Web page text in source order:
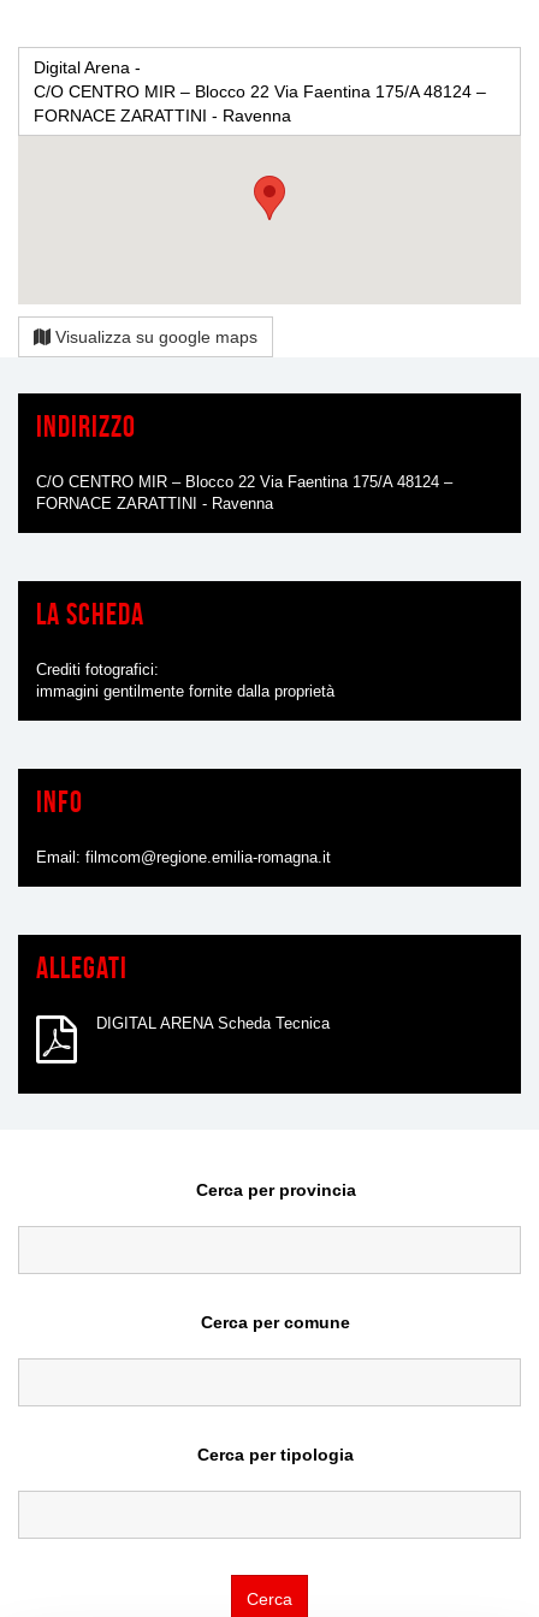
Digital Arena -
C/O CENTRO MIR – Blocco 22 Via Faentina 175/A 48124 –
FORNACE ZARATTINI - Ravenna
Visualizza su google maps
Indirizzo
C/O CENTRO MIR – Blocco 22 Via Faentina 175/A 48124 –
FORNACE ZARATTINI - Ravenna
La scheda
Crediti fotografici
immagini gentilmente fornite dalla proprietà
Info
Email: filmcom@regione.emilia-romagna.it
Allegati
DIGITAL ARENA Scheda Tecnica
Cerca per provincia
Cerca per comune
Cerca per tipologia
Cerca